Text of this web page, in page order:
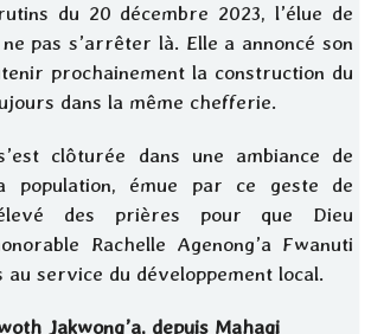
du 20 décembre 2023, l’élue de
pas s’arrêter là. Elle a annoncé son
prochainement la construction du
dans la même chefferie.
clôturée dans une ambiance de
population, émue par ce geste de
des prières pour que Dieu
Rachelle Agenong’a Fwanuti
au service du développement local.
Jakwong’a, depuis Mahagi